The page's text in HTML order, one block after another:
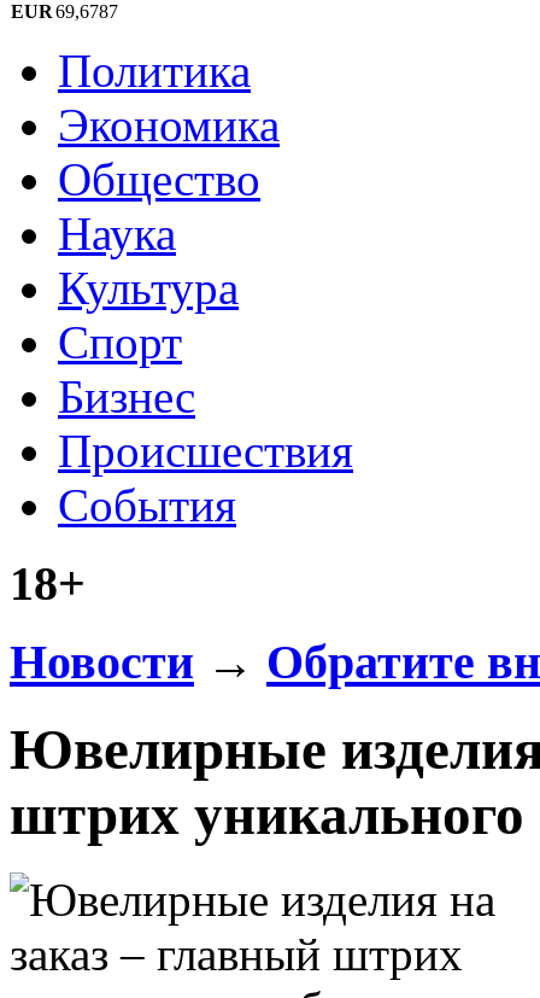
EUR69,6787
Политика
Экономика
Общество
Наука
Культура
Спорт
Бизнес
Происшествия
События
18+
Новости → Обратите
Ювелирные
штрих уникального